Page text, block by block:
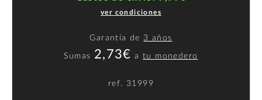
ver condiciones
Garantía de 3 años
Sumas 2,73€ atu monedero
ref. 31999